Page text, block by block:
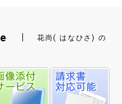
祝い用アレンジメン
田町に配達いたし
祝い用アレンジメン
東田町に配達いたし
祝い用アレンジメン
花尚( はなひさ) の